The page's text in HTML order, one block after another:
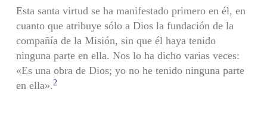
Esta santa virtud se ha manifestado primero en él, en
cuanto que atribuye sólo a Dios la fundación de la
compañía de la Misión, sin que él haya tenido
ninguna parte en ella. Nos lo ha dicho varias veces:
«Es una obra de Dios; yo no he tenido ninguna parte
en ella». 2